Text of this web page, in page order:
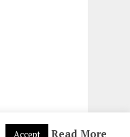
Accept Read More